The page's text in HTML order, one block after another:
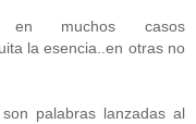
en muchos casos
la esencia..en otras no
palabras lanzadas al